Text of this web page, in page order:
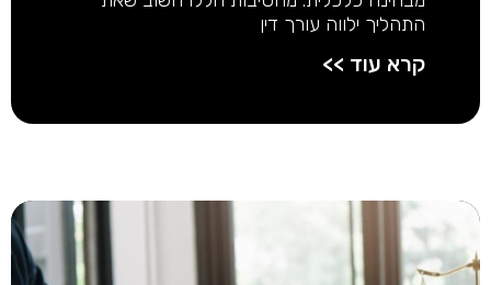
התהליך ילווה עורך דין
קרא עוד >>